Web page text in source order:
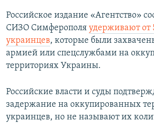
Российское издание «Агентство»
СИЗО Симферополя удерживают от
украинцев, которые были
армией или спецслужбами на
территориях Украины.
Российские власти и суды
задержание на оккупированных
украинцев, но не называют их